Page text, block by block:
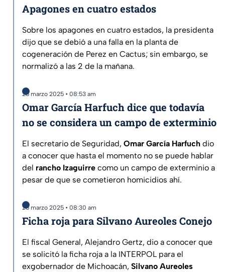
Apagones en cuatro estados
Sobre los apagones en cuatro estados, la presidenta
dijo que se debió a una falla en la planta de
cogeneración de Perez en Cactus; sin embargo, se
normalizó a las 2 de la mañana.
25 marzo 2025 • 08:53 am
Omar García Harfuch dice que todavía
no se considera un campo de exterminio
El secretario de Seguridad, Omar García Harfuch dio
a conocer que hasta el momento no se puede hablar
del rancho Izaguirre como un campo de exterminio a
pesar de que se cometieron homicidios ahí.
25 marzo 2025 • 08:30 am
Ficha roja para Silvano Aureoles Conejo
El fiscal General, Alejandro Gertz, dio a conocer que
se solicitó la ficha roja a la INTERPOL para el
exgobernador de Michoacán, Silvano Aureoles